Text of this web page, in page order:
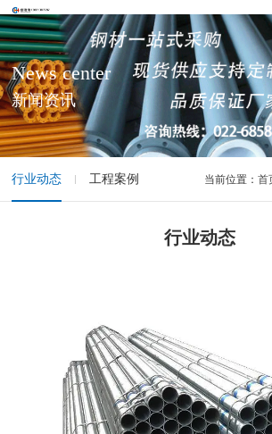
News center
新闻资讯
行业动态 工程案例 当前位置： 首
行业动态